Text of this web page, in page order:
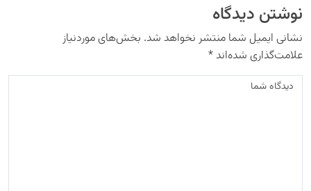
نوشتن دیدگاه
نشانی ایمیل شما منتشر نخواهد شد. بخش‌های موردنیاز
علامت‌گذاری شده‌اند*